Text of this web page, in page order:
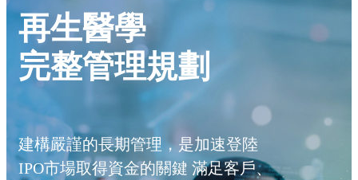
再生醫學
完整管理規劃
建構嚴謹的長期管理，是加速登陸
IPO市場取得資金的關鍵 滿足客戶、